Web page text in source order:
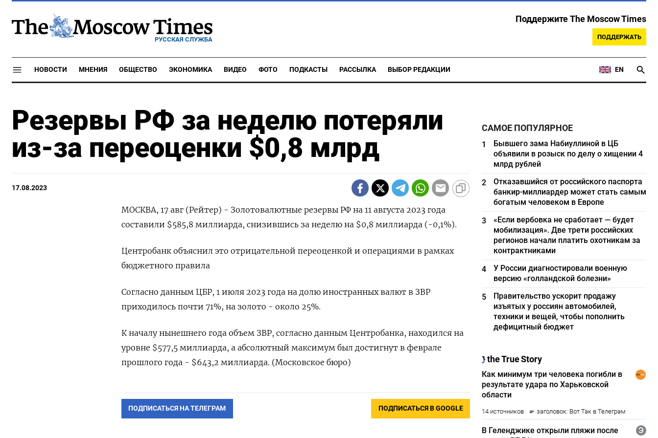
РУССКАЯ СЛУЖБА
Поддержите The Moscow Times
ПОДДЕРЖАТЬ
НОВОСТИ МНЕНИЯ ОБЩЕСТВО ЭКОНОМИКА ВИДЕО ФОТО ПОДКАСТЫ РАССЫЛКА ВЫБОР РЕДАКЦИИ EN
Резервы РФ за неделю потеряли
из-за переоценки $0,8 млрд
17.08.2023
МОСКВА, 17 авг (Рейтер) - Золотовалютные резервы РФ на 11 августа 2023 года
составили $585,8 миллиарда, снизившись за неделю на $0,8 миллиарда (-0,1%).
Центробанк объяснил это отрицательной переоценкой и операциями в рамках
бюджетного правила
Согласно данным ЦБР, 1 июля 2023 года на долю иностранных валют в ЗВР
приходилось почти 71%, на золото - около 25%.
К началу нынешнего года объем ЗВР, согласно данным Центробанка, находился на
уровне $577,5 миллиарда, а абсолютный максимум был достигнут в феврале
прошлого года - $643,2 миллиарда. (Московское бюро)
ПОДПИСАТЬСЯ НА ТЕЛЕГРАМ ПОДПИСАТЬСЯ В GOOGLE
САМОЕ ПОПУЛЯРНОЕ
1
Бывшего зама Набиуллиной в ЦБ
объявили в розыск по делу о хищении 4
млрд рублей
2
Отказавшийся от российского паспорта
банкир-миллиардер может стать самым
богатым человеком в Европе
3
«Если вербовка не сработает — будет
мобилизация». Две трети российских
регионов начали платить охотникам за
контрактниками
4
У России диагностировали военную
версию «голландской болезни»
5
Правительство ускорит продажу
изъятых у россиян автомобилей,
техники и вещей, чтобы пополнить
дефицитный бюджет